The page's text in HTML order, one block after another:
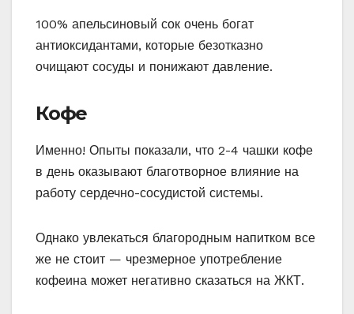
100% апельсиновый сок очень богат
антиоксидантами, которые безотказно
очищают сосуды и понижают давление.
Кофе
Именно! Опыты показали, что 2-4 чашки кофе
в день оказывают благотворное влияние на
работу сердечно-сосудистой системы.
Однако увлекаться благородным напитком все
же не стоит — чрезмерное употребление
кофеина может негативно сказаться на ЖКТ.